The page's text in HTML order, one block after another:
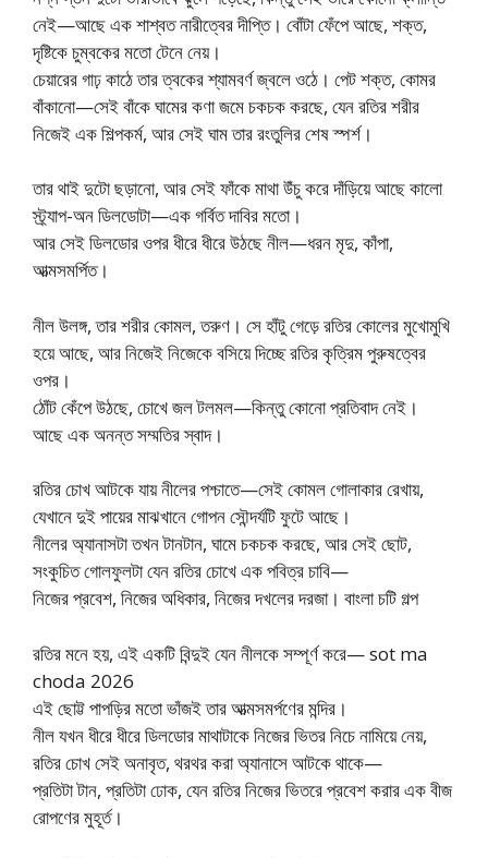
নেই—আছে এক শাশ্বত নারীত্বের দীপ্তি। বোঁটা ফেঁপে আছে, শক্ত,
দৃষ্টিকে চুম্বকের মতো টেনে নেয়।
চেয়ারের গাঢ় কাঠে তার ত্বকের শ্যামবর্ণ জ্বলে ওঠে। পেট শক্ত, কোমর
বাঁকানো—সেই বাঁকে ঘামের কণা জমে চকচক করছে, যেন রতির শরীর
নিজেই এক শিল্পকর্ম, আর সেই ঘাম তার রংতুলির শেষ স্পর্শ।
তার থাই দুটো ছড়ানো, আর সেই ফাঁকে মাথা উঁচু করে দাঁড়িয়ে আছে কালো
স্ট্র্যাপ-অন ডিলডোটা—এক গর্বিত দাবির মতো।
আর সেই ডিলডোর ওপর ধীরে ধীরে উঠছে নীল—ধরন মৃদু, কাঁপা,
আত্মসমর্পিত।
নীল উলঙ্গ, তার শরীর কোমল, তরুণ। সে হাঁটু গেড়ে রতির কোলের মুখোমুখি
হয়ে আছে, আর নিজেই নিজেকে বসিয়ে দিচ্ছে রতির কৃত্রিম পুরুষত্বের
ওপর।
ঠোঁট কেঁপে উঠছে, চোখে জল টলমল—কিন্তু কোনো প্রতিবাদ নেই।
আছে এক অনন্ত সম্মতির স্বাদ।
রতির চোখ আটকে যায় নীলের পশ্চাতে—সেই কোমল গোলাকার রেখায়,
যেখানে দুই পায়ের মাঝখানে গোপন সৌন্দর্যটি ফুটে আছে।
নীলের অ্যানাসটা তখন টানটান, ঘামে চকচক করছে, আর সেই ছোট,
সংকুচিত গোলফুলটা যেন রতির চোখে এক পবিত্র চাবি—
নিজের প্রবেশ, নিজের অধিকার, নিজের দখলের দরজা। বাংলা চটি গল্প
রতির মনে হয়, এই একটি বিন্দুই যেন নীলকে সম্পূর্ণ করে— sot ma
choda 2026
এই ছোট্ট পাপড়ির মতো ভাঁজই তার আত্মসমর্পণের মন্দির।
নীল যখন ধীরে ধীরে ডিলডোর মাথাটাকে নিজের ভিতর নিচে নামিয়ে নেয়,
রতির চোখ সেই অনাবৃত, থরথর করা অ্যানাসে আটকে থাকে—
প্রতিটা টান, প্রতিটা ঢোক, যেন রতির নিজের ভিতরে প্রবেশ করার এক বীজ
রোপণের মুহূর্ত।